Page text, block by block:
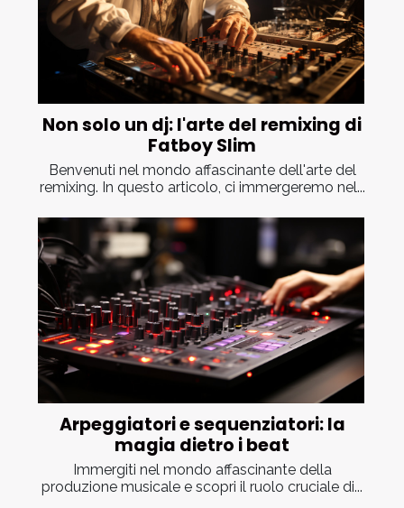
Non solo un dj: l'arte del remixing di
Fatboy Slim
Benvenuti nel mondo affascinante dell'arte del
remixing. In questo articolo, ci immergeremo nel...
Arpeggiatori e sequenziatori: la
magia dietro i beat
Immergiti nel mondo affascinante della
produzione musicale e scopri il ruolo cruciale di...